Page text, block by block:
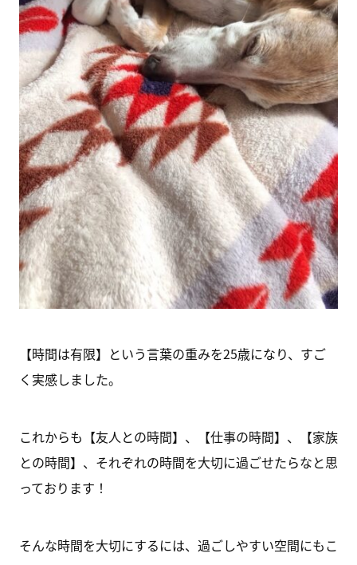
【時間は有限】という言葉の重みを25歳になり、すご
く実感しました。
これからも【友人との時間】、【仕事の時間】、【家族
との時間】、それぞれの時間を大切に過ごせたらなと思
っております！
そんな時間を大切にするには、過ごしやすい空間にもこ